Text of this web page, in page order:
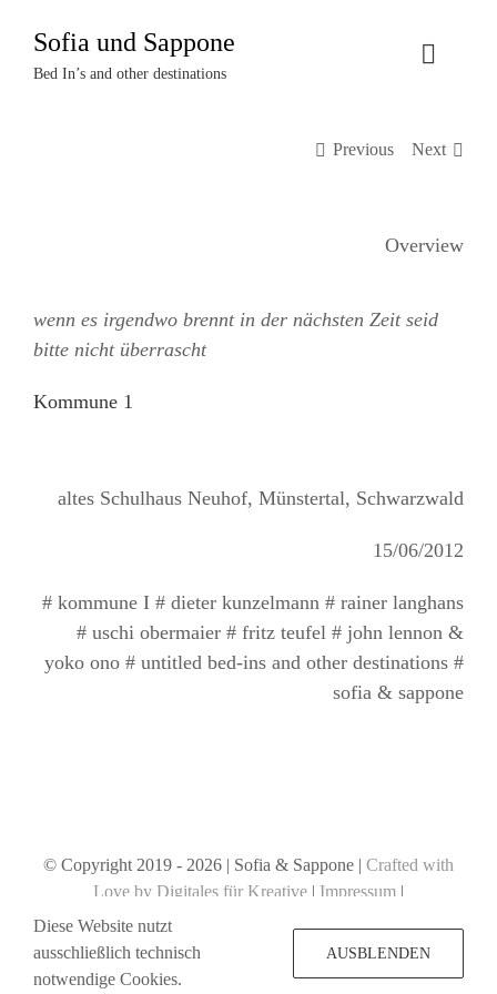
Inhalt
springen
Sofia und Sappone
Bed In’s and other destinations
Toggle
Termine
Previous Next
Overview
wenn es irgendwo brennt in der nächsten Zeit seid
bitte nicht überrascht
Kommune 1
altes Schulhaus Neuhof, Münstertal, Schwarzwald
15/06/2012
# kommune I # dieter kunzelmann # rainer langhans
# uschi obermaier # fritz teufel # john lennon &
yoko ono # untitled bed-ins and other destinations #
sofia & sappone
© Copyright 2019 - 2026 | Sofia & Sappone | Crafted with
Love by Digitales für Kreative | Impressum |
Diese Website nutzt
ausschließlich technisch
notwendige Cookies.
AUSBLENDEN